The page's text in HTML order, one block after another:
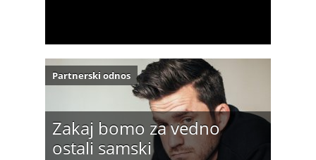
Zakaj bomo za vedno
ostali samski
Partnerski odnos